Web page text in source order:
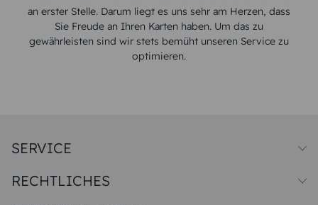
an erster Stelle. Darum liegt es uns sehr am Herzen, dass
Sie Freude an Ihren Karten haben. Um das zu
gewährleisten sind wir stets bemüht unseren Service zu
optimieren.
SERVICE
Papiersorten
RECHTLICHES